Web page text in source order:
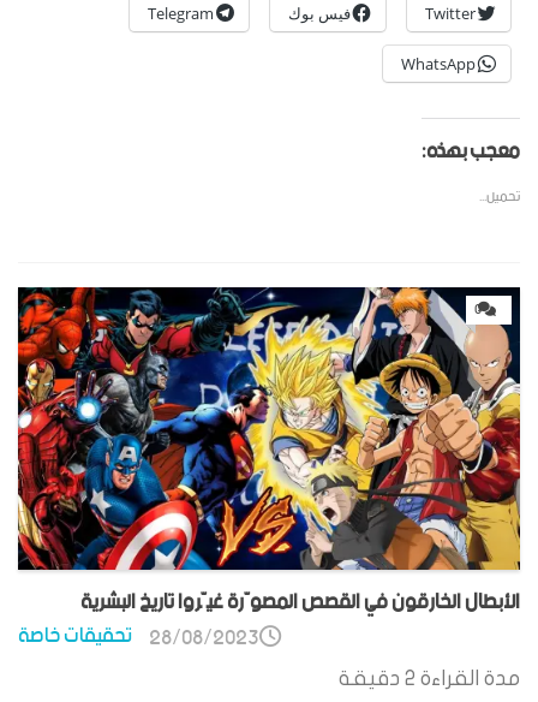
Twitter فيس بوك Telegram
WhatsApp
معجب بهذه:
تحميل...
0
الأبطال الخارقون في القصص المصوّرة غيّروا تاريخ البشرية
تحقيقات خاصة 28/08/2023
مدة القراءة 2 دقيقة